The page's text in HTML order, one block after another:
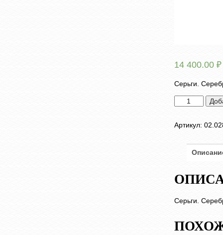
14 400.00 ₽
Серьги.
Количество
товара
Артикул:
Серьги.